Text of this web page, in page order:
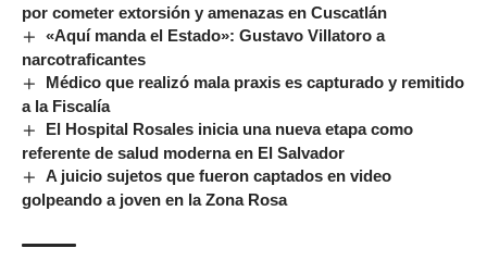
por cometer extorsión y amenazas en Cuscatlán
«Aquí manda el Estado»: Gustavo Villatoro a
narcotraficantes
Médico que realizó mala praxis es capturado y remitido
a la Fiscalía
El Hospital Rosales inicia una nueva etapa como
referente de salud moderna en El Salvador
A juicio sujetos que fueron captados en video
golpeando a joven en la Zona Rosa